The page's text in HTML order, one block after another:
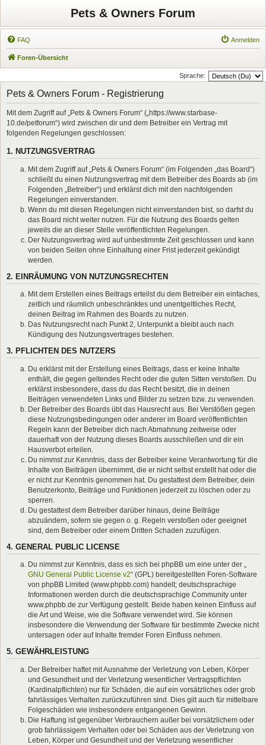
Pets & Owners Forum
FAQ Anmelden
Foren-Übersicht
Sprache:
Pets & Owners Forum - Registrierung
Mit dem Zugriff auf „Pets & Owners Forum“ („https://www.starbase-
10.de/petforum“) wird zwischen dir und dem Betreiber ein Vertrag mit
folgenden Regelungen geschlossen:
1. NUTZUNGSVERTRAG
Mit dem Zugriff auf „Pets & Owners Forum“ (im Folgenden „das Board“)
schließt du einen Nutzungsvertrag mit dem Betreiber des Boards ab (im
Folgenden „Betreiber“) und erklärst dich mit den nachfolgenden
Regelungen einverstanden.
Wenn du mit diesen Regelungen nicht einverstanden bist, so darfst du
das Board nicht weiter nutzen. Für die Nutzung des Boards gelten
jeweils die an dieser Stelle veröffentlichten Regelungen.
Der Nutzungsvertrag wird auf unbestimmte Zeit geschlossen und kann
von beiden Seiten ohne Einhaltung einer Frist jederzeit gekündigt
werden.
2. EINRÄUMUNG VON NUTZUNGSRECHTEN
Mit dem Erstellen eines Beitrags erteilst du dem Betreiber ein einfaches,
zeitlich und räumlich unbeschränktes und unentgeltliches Recht,
deinen Beitrag im Rahmen des Boards zu nutzen.
Das Nutzungsrecht nach Punkt 2, Unterpunkt a bleibt auch nach
Kündigung des Nutzungsvertrages bestehen.
3. PFLICHTEN DES NUTZERS
Du erklärst mit der Erstellung eines Beitrags, dass er keine Inhalte
enthält, die gegen geltendes Recht oder die guten Sitten verstoßen. Du
erklärst insbesondere, dass du das Recht besitzt, die in deinen
Beiträgen verwendeten Links und Bilder zu setzen bzw. zu verwenden.
Der Betreiber des Boards übt das Hausrecht aus. Bei Verstößen gegen
diese Nutzungsbedingungen oder anderer im Board veröffentlichten
Regeln kann der Betreiber dich nach Abmahnung zeitweise oder
dauerhaft von der Nutzung dieses Boards ausschließen und dir ein
Hausverbot erteilen.
Du nimmst zur Kenntnis, dass der Betreiber keine Verantwortung für die
Inhalte von Beiträgen übernimmt, die er nicht selbst erstellt hat oder die
er nicht zur Kenntnis genommen hat. Du gestattest dem Betreiber, dein
Benutzerkonto, Beiträge und Funktionen jederzeit zu löschen oder zu
sperren.
Du gestattest dem Betreiber darüber hinaus, deine Beiträge
abzuändern, sofern sie gegen o. g. Regeln verstoßen oder geeignet
sind, dem Betreiber oder einem Dritten Schaden zuzufügen.
4. GENERAL PUBLIC LICENSE
Du nimmst zur Kenntnis, dass es sich bei phpBB um eine unter der „
GNU General Public License v2“ (GPL) bereitgestellten Foren-Software
von phpBB Limited (www.phpbb.com) handelt; deutschsprachige
Informationen werden durch die deutschsprachige Community unter
www.phpbb.de zur Verfügung gestellt. Beide haben keinen Einfluss auf
die Art und Weise, wie die Software verwendet wird. Sie können
insbesondere die Verwendung der Software für bestimmte Zwecke nicht
untersagen oder auf Inhalte fremder Foren Einfluss nehmen.
5. GEWÄHRLEISTUNG
Der Betreiber haftet mit Ausnahme der Verletzung von Leben, Körper
und Gesundheit und der Verletzung wesentlicher Vertragspflichten
(Kardinalpflichten) nur für Schäden, die auf ein vorsätzliches oder grob
fahrlässiges Verhalten zurückzuführen sind. Dies gilt auch für mittelbare
Folgeschäden wie insbesondere entgangenen Gewinn.
Die Haftung ist gegenüber Verbrauchern außer bei vorsätzlichem oder
grob fahrlässigem Verhalten oder bei Schäden aus der Verletzung von
Leben, Körper und Gesundheit und der Verletzung wesentlicher